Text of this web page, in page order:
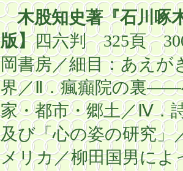
木股知史著『石川啄
版】四六判325頁
岡書房／細目：あえが
界／Ⅱ．瘋癲院の裏
家・都市・郷土／Ⅳ．
及び「心の姿の研究」
メリカ／柳田国男によ